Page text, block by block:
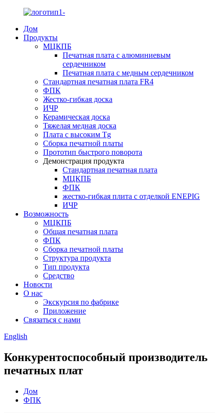
Дом
Продукты
МЦКПБ
Печатная плата с алюминиевым
сердечником
Печатная плата с медным сердечником
Стандартная печатная плата FR4
ФПК
Жестко-гибкая доска
ИЧР
Керамическая доска
Тяжелая медная доска
Плата с высоким Tg
Сборка печатной платы
Прототип быстрого поворота
Демонстрация продукта
Стандартная печатная плата
МЦКПБ
ФПК
жестко-гибкая плита с отделкой ENEPIG
ИЧР
Возможность
МЦКПБ
Общая печатная плата
ФПК
Сборка печатной платы
Структура продукта
Тип продукта
Средство
Новости
О нас
Экскурсия по фабрике
Приложение
Связаться с нами
English
Конкурентоспособный производитель
печатных плат
Дом
ФПК